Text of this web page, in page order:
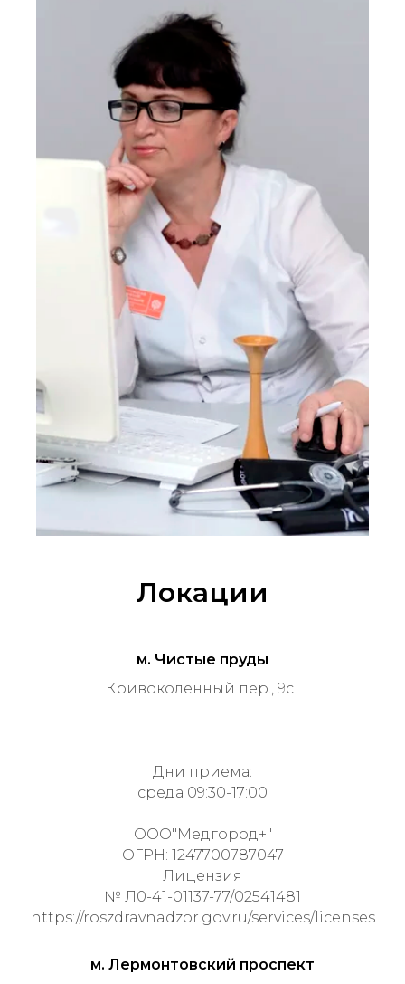
Локации
м. Чистые пруды
Кривоколенный пер., 9с1
Дни приема:
среда 09:30-17:00
ООО"Медгород+"
ОГРН: 1247700787047
Лицензия
№ Л0-41-01137-77/02541481
https://roszdravnadzor.gov.ru/services/licenses
м. Лермонтовский проспект